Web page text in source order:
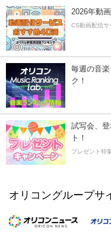
2026年動
CS動画配信サ
毎週の音
ク！
試写会、
ト！
プレゼント特
オリコングループサ